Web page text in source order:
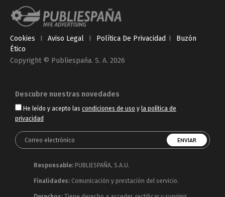
Cookies I Aviso Legal I Política De Privacidad I
Buzón
Ético
Copyright © Publiespaña. S. A. 2026
Descubre nuestras novedades
He leído y acepto las condiciones de uso y la política de
privacidad
Responsable: PUBLIESPAÑA, S.A.U.
Finalidades: Comunicación y prestación del servicio.